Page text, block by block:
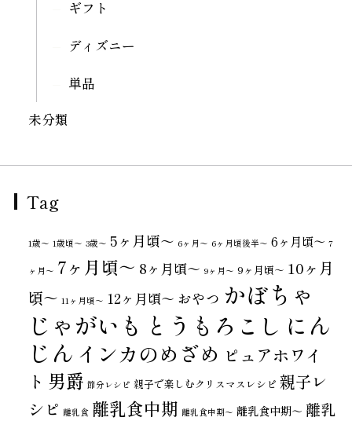
ギフト
ディズニー
単品
未分類
Tag
1歳〜 1歳頃～ 3歳〜 5ヶ月頃～ 6ヶ月〜 6ヶ月頃後半～ 6ヶ月頃～ 7
ヶ月〜 7ヶ月頃～ 8ヶ月頃～ 9ヶ月〜 9ヶ月頃～ 10ヶ月
頃～ 11ヶ月頃～ 12ヶ月頃～ おやつ かぼちゃ
じゃがいも とうもろこし にん
じん インカのめざめ ピュアホワイ
ト 男爵 節分レシピ 親子で楽しむクリスマスレシピ 親子レ
シピ 離乳食 離乳食中期 離乳食中期〜 離乳食中期～ 離乳